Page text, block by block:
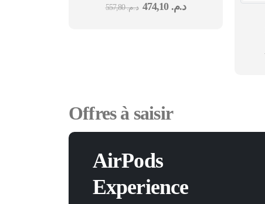
د.م.557,80 د.م. 474,10
Offres à saisir
AirPods
Experience